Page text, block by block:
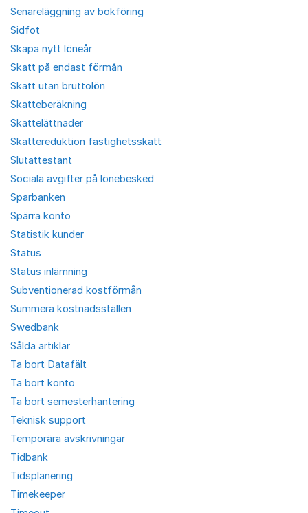
Senareläggning av bokföring
Sidfot
Skapa nytt löneår
Skatt på endast förmån
Skatt utan bruttolön
Skatteberäkning
Skattelättnader
Skattereduktion fastighetsskatt
Slutattestant
Sociala avgifter på lönebesked
Sparbanken
Spärra konto
Statistik kunder
Status
Status inlämning
Subventionerad kostförmån
Summera kostnadsställen
Swedbank
Sålda artiklar
Ta bort Datafält
Ta bort konto
Ta bort semesterhantering
Teknisk support
Temporära avskrivningar
Tidbank
Tidsplanering
Timekeeper